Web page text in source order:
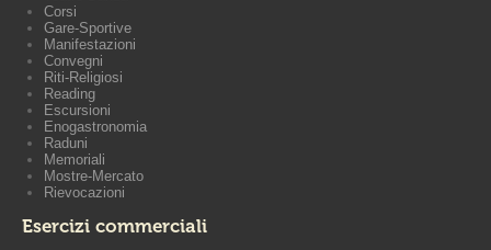
Corsi
Gare-Sportive
Manifestazioni
Convegni
Riti-Religiosi
Reading
Escursioni
Enogastronomia
Raduni
Memoriali
Mostre-Mercato
Rievocazioni
Esercizi commerciali